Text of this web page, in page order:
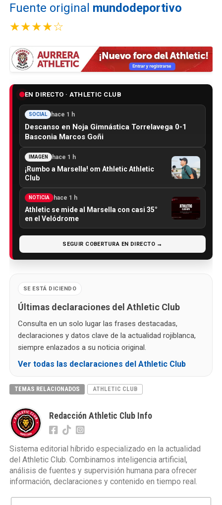
Fuente original mundodeportivo
★★★★☆
EN DIRECTO · ATHLETIC CLUB
SOCIAL hace 1 h
Descanso en Noja Gimnástica Torrelavega 0-1
Basconia Marcos Goñi
IMAGEN hace 1 h
¡Rumbo a Marsella! om Athletic Athletic
Club
NOTICIA hace 1 h
Athletic se mide al Marsella con casi 35°
en el Velódrome
SEGUIR COBERTURA EN DIRECTO →
SE ESTÁ DICIENDO
Últimas declaraciones del Athletic Club
Consulta en un solo lugar las frases destacadas,
declaraciones y datos clave de la actualidad rojiblanca,
siempre enlazados a su noticia original.
Ver todas las declaraciones del Athletic Club
TEMAS RELACIONADOS ATHLETIC CLUB
Redacción Athletic Club Info
Sistema editorial híbrido especializado en la actualidad
del Athletic Club. Combinamos inteligencia artificial,
análisis de fuentes y supervisión humana para ofrecer
información, declaraciones y contenido en tiempo real.